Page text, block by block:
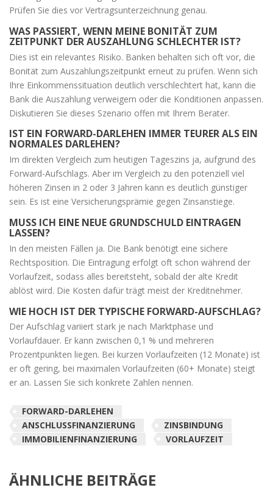
Prüfen Sie dies vor Vertragsunterzeichnung genau.
WAS PASSIERT, WENN MEINE BONITÄT ZUM
ZEITPUNKT DER AUSZAHLUNG SCHLECHTER IST?
Dies ist ein relevantes Risiko. Banken behalten sich oft vor, die
Bonität zum Auszahlungszeitpunkt erneut zu prüfen. Wenn sich
Ihre Einkommenssituation deutlich verschlechtert hat, kann die
Bank die Auszahlung verweigern oder die Konditionen anpassen.
Diskutieren Sie dieses Szenario offen mit Ihrem Berater.
IST EIN FORWARD-DARLEHEN IMMER TEURER ALS EIN
NORMALES DARLEHEN?
Im direkten Vergleich zum heutigen Tageszins ja, aufgrund des
Forward-Aufschlags. Aber im Vergleich zu den potenziell viel
höheren Zinsen in 2 oder 3 Jahren kann es deutlich günstiger
sein. Es ist eine Versicherungsprämie gegen Zinsanstiege.
MUSS ICH EINE NEUE GRUNDSCHULD EINTRAGEN
LASSEN?
In den meisten Fällen ja. Die Bank benötigt eine sichere
Rechtsposition. Die Eintragung erfolgt oft schon während der
Vorlaufzeit, sodass alles bereitsteht, sobald der alte Kredit
ablöst wird. Die Kosten dafür trägt meist der Kreditnehmer.
WIE HOCH IST DER TYPISCHE FORWARD-AUFSCHLAG?
Der Aufschlag variiert stark je nach Marktphase und
Vorlaufdauer. Er kann zwischen 0,1 % und mehreren
Prozentpunkten liegen. Bei kurzen Vorlaufzeiten (12 Monate) ist
er oft gering, bei maximalen Vorlaufzeiten (60+ Monate) steigt
er an. Lassen Sie sich konkrete Zahlen nennen.
FORWARD-DARLEHEN
ANSCHLUSSFINANZIERUNG
ZINSBINDUNG
IMMOBILIENFINANZIERUNG
VORLAUFZEIT
ÄHNLICHE BEITRÄGE